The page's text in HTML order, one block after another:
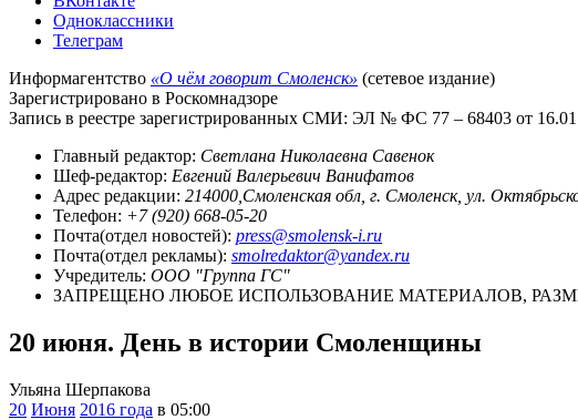
Одноклассники
Телеграм
Информагентство «О чём говорит Смоленск» (сетевое издание)
Зарегистрировано в Роскомнадзоре
Запись в реестре зарегистрированных СМИ: ЭЛ № ФС 77 – 68403 от
Главный редактор: Светлана Николаевна Савенок
Шеф-редактор: Евгений Валерьевич Ванифатов
Адрес редакции: 214000,Смоленская обл, г. Смоленск, ул.
Телефон: +7 (920) 668-05-20
Почта(отдел новостей): press@smolensk-i.ru
Почта(отдел рекламы): smolredaktor@yandex.ru
Учредитель: ООО "Группа ГС"
ЗАПРЕЩЕНО ЛЮБОЕ ИСПОЛЬЗОВАНИЕ МАТЕРИАЛОВ,
20 июня. День в истории Смоленщины
Ульяна Шерпакова
20 Июня 2016 года в 05:00